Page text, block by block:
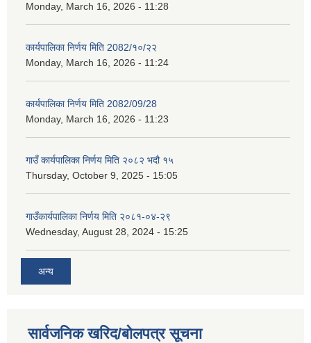
Monday, March 16, 2026 - 11:28
कार्यपालिका निर्णय मिति 2082/१०/२२
Monday, March 16, 2026 - 11:24
कार्यपालिका निर्णय मिति 2082/09/28
Monday, March 16, 2026 - 11:23
गाउँ कार्यपालिका निर्णय मिति २०८२ भदौ १५
Thursday, October 9, 2025 - 15:05
गाउँकार्यपालिका निर्णय मिति २०८१-०४-२९
Wednesday, August 28, 2024 - 15:25
अन्य
सार्वजनिक खरिद/बोलपत्र सूचना